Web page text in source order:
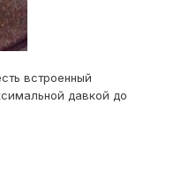
встроенный
давкой до